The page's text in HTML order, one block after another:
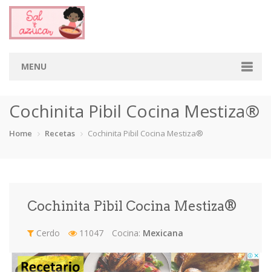
MENU
Categorias
Cochinita Pibil Cocina Mestiza®
Home Recetas Cochinita Pibil Cocina Mestiza®
Cochinita Pibil Cocina Mestiza®
Cerdo 11047 Cocina: Mexicana